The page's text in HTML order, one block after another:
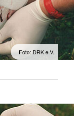
Foto: DRK e.V.